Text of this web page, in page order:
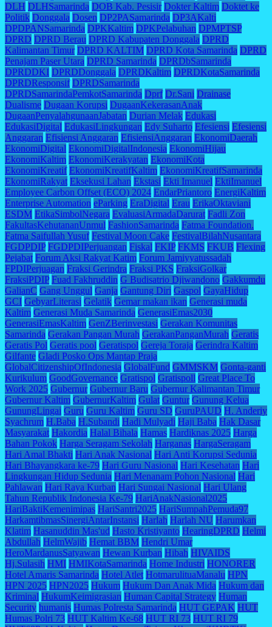
DLH DLHSamarinda DOB Kab. Pesisir Dokter Kaltim Doktet ke
Politik Donggala Dosen DP2PASamarinda DP3AKalti
DPDPANSamarinda DPKKaltim DPKPelabuhan DPMPTSP
DPRD DPRD Berau DPRD Kabupaten Donggala DPRD
Kalimantan Timur DPRD KALTIM DPRD Kota Samarinda DPRD
Penajam Paser Utara DPRD Samarinda DPRDbSamarinda
DPRDDKI DPRDDonggala DPRDKaltim DPRDKotaSamarinda
DPRDResponsif DPRDSamarinda
DPRDSamarindaPemkotSamarinda Dprf Dr.Sani Drainase
Dualisme Dugaan Korupsi DugaanKekerasanAnak
DugaanPenyalahgunaanJabatan Durian Melak Edukasi
EdukasiDigital EdukasiLingkungan Edy Suharto Efesiensi Efesiensi
Anggaran Efisiensi Anggaran EfisiensiAnggaran EkonomiDaerah
EkonomiDigital EkonomiDigitalIndonesia EkonomiHijau
EkonomiKaltim EkonomiKerakyatan EkonomiKota
EkonomiKreatif EkonomiKreatifKaltim EkonomiKreatifSamarinda
EkonomiRakyat Eksekusi Lahan Ekstasi Ekti Imanuel EktiImanuel
Employee Carbon Offset (ECO) 2024 EndarPriantoro EnergiKaltim
Enterprise Automation eParking EraDigital Erau ErikaOktaviani
ESDM EtikaSimbolNegara EvaluasiArmadaDarurat Fadli Zon
FakultasKehutananUnmul FashionSamarinda Fatma Foundation.
Fatma Saifullah Yusuf Festival Moon Cake FestivalBilahNusantara
FGDPDIP FGDPDIPerjuangan Fiskal FKIP FKMS FKUB Flexing
Pejabat Forum Aksi Rakyat Katim Forum Jamiyyatussadah
FPDIPerjuagan Fraksi Gerindra Fraksi PKS FraksiGolkar
FraksiPDIP Fuad Fakhruddin G Budisatrio Djiwandono Gakkumdu
GalianC Gang Unggul Ganja Gantung Diri Gaspol GayaHidup
GCI GebyarLiterasi Gelatik Gemar makan ikan Generasi muda
Kaltim Generasi Muda Samarinda GenerasiEmas2030
GenerasiEmasKaltim GenZBerinvestasi Gerakan Komunitas
Samarinda Gerakan Pangan Murah GerakanPanganMurah Geratis
Geratis Pol Geratis pool Geratispol Gereja Toraja Gerindra Kaltim
Gilfante Gladi Posko Ops Mantap Praja
GlobalCitizenshipOfIndonesia GlobalFund GMMSKM Gonta-ganti
Kurikulum GoodGovernance Gratispol Gratispoll Great Place To
Work 2025 Gubernur Gubernur Baru Gubernur Kalimantan Timur
Gubernur Kaltim GubernurKaltim Gulat Guntur Gunung Kelua
GunungLingai Guru Guru Kaltim Guru SD GuruPAUD H. Anderiy
Syachrum H.Baba H.Subandi Hadi Mulyadi Haji Baba Hak Dasar
Masyarakat Hakordia Halal Bihala Hamas Hardiknas 2025 Harga
Bahan Pokok Harga Seragam Sekolah Harganas HargaSeragam
Hari Amal Bhakti Hari Anak Nasional Hari Anti Korupsi Sedunia
Hari Bhayangkara ke-79 Hari Guru Nasional Hari Kesehatan Hari
Lingkungan Hidup Sedunia Hari Menanam Pohon Nasional Hari
Pahlawan Hari Raya Kurban Hari Sungai Nasional Hari Ulang
Tahun Republik Indonesia Ke-79 HariAnakNasional2025
HariBaktiKemenimipas HariSantri2025 HariSumpahPemuda97
HarkamtibmasSinergiAntarInstansi Harlah Harlah NU Harumkan
Klatim Hasanuddin Mas'ud Hasto Kristiyanto HearingDPRD Helmi
Abdullah HelmWajib Hemat BBM Hendri Umar
HeroMardanusSatyawan Hewan Kurban Hibah HIVAIDS
Hj.Sulasih HMI HMIKotaSamarinda Home Industri HONORER
Hotel Amaris Samarinda Hotel Atlet HotmarulituaManalu HPN
HPN 2025 HPN2025 Hukum Hukum Dan Anak Mida Hukum dan
Kriminal HukumKeimigrasian Human Capital Strategy Human
Security humanis Humas Polresta Samarinda HUT GEPAK HUT
Humas Polri 73 HUT Kaltim Ke-68 HUT RI 73 HUT RI 79